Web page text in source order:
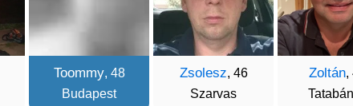
Toommy, 48
Budapest
Zsolesz, 46
Szarvas
Zoltán,